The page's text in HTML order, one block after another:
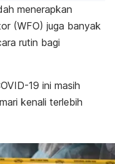
menerapkan
(WFO) juga banyak
rutin bagi
19 ini masih
kenali terlebih